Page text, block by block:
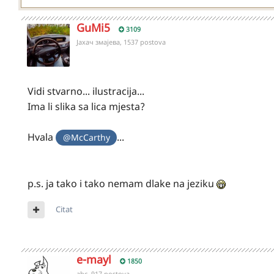
GuMi5 3109
Јахач змајева, 1537 postova
Vidi stvarno... ilustracija...
Ima li slika sa lica mjesta?
Hvala @McCarthy ...
p.s. ja tako i tako nemam dlake na jeziku
Citat
e-mayl 1850